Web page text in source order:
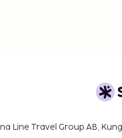
Line Travel Group AB,